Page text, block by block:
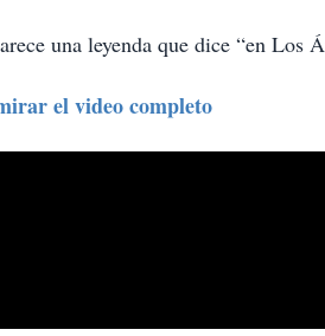
una leyenda que dice “en Los
el video completo